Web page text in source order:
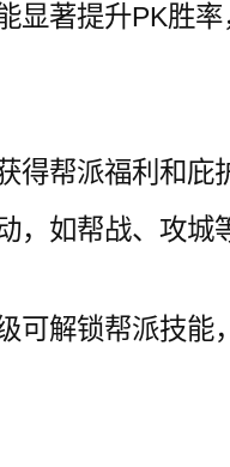
显著提升PK胜
得帮派福利和庇
，如帮战、攻城
可解锁帮派技能